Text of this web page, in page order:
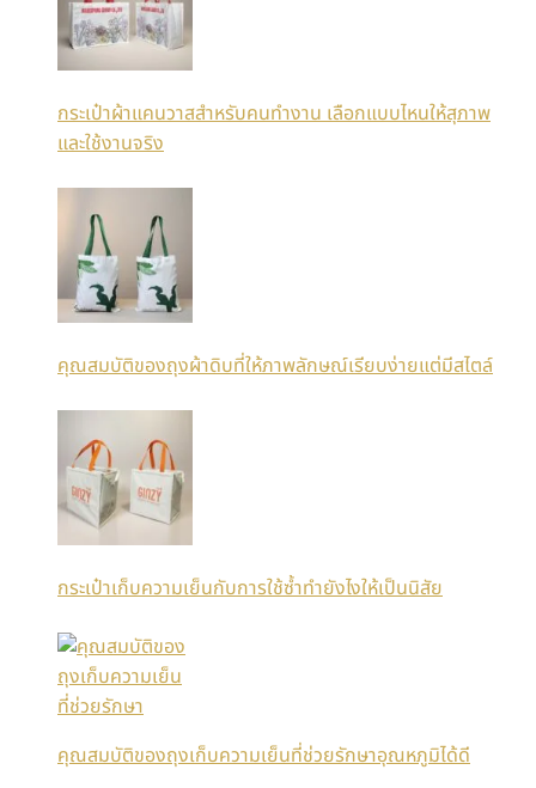
กระเป๋าผ้าแคนวาสสำหรับคนทำงาน เลือกแบบไหนให้สุภาพ
และใช้งานจริง
คุณสมบัติของถุงผ้าดิบที่ให้ภาพลักษณ์เรียบง่ายแต่มีสไตล์
กระเป๋าเก็บความเย็นกับการใช้ซ้ำทำยังไงให้เป็นนิสัย
คุณสมบัติของถุงเก็บความเย็นที่ช่วยรักษาอุณหภูมิได้ดี